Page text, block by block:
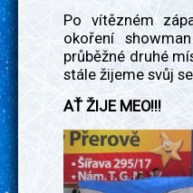
Po vítězném
okoření
průběžné druhé
stále žijeme svůj
AŤ ŽIJE MEO!!!